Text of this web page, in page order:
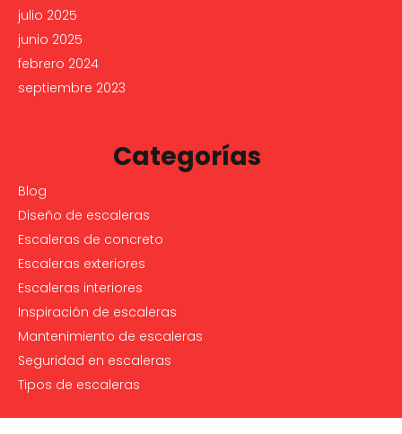
julio 2025
junio 2025
febrero 2024
septiembre 2023
Categorías
Blog
Diseño de escaleras
Escaleras de concreto
Escaleras exteriores
Escaleras interiores
Inspiración de escaleras
Mantenimiento de escaleras
Seguridad en escaleras
Tipos de escaleras